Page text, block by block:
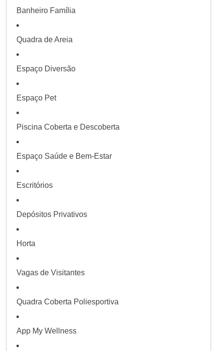
Banheiro Família
Quadra de Areia
Espaço Diversão
Espaço Pet
Piscina Coberta e Descoberta
Espaço Saúde e Bem-Estar
Escritórios
Depósitos Privativos
Horta
Vagas de Visitantes
Quadra Coberta Poliesportiva
App My Wellness